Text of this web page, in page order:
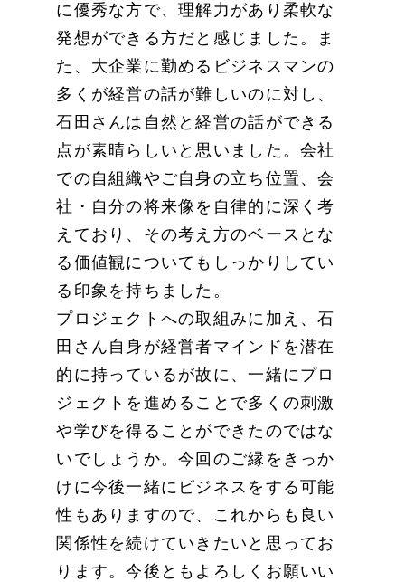
に優秀な方で、理解力があり柔軟な
発想ができる方だと感じました。ま
た、大企業に勤めるビジネスマンの
多くが経営の話が難しいのに対し、
石田さんは自然と経営の話ができる
点が素晴らしいと思いました。会社
での自組織やご自身の立ち位置、会
社・自分の将来像を自律的に深く考
えており、その考え方のベースとな
る価値観についてもしっかりしてい
る印象を持ちました。
プロジェクトへの取組みに加え、石
田さん自身が経営者マインドを潜在
的に持っているが故に、一緒にプロ
ジェクトを進めることで多くの刺激
や学びを得ることができたのではな
いでしょうか。今回のご縁をきっか
けに今後一緒にビジネスをする可能
性もありますので、これからも良い
関係性を続けていきたいと思ってお
ります。今後ともよろしくお願いい